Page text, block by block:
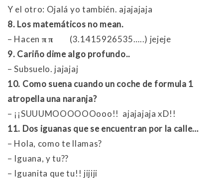
Y el otro: Ojalá yo también. ajajajaja
8. Los matemáticos no mean.
– Hacen π π (3.1415926535…..) jejeje
9. Cariño dime algo profundo..
– Subsuelo. jajajaj
10. Como suena cuando un coche de formula 1
atropella una naranja?
– ¡¡SUUUMOOOOOOooo!! ajajajaja xD!!
11. Dos iguanas que se encuentran por la calle…
– Hola, como te llamas?
– Iguana, y tu??
– Iguanita que tu!! jijiji